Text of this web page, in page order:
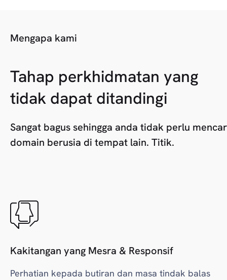
Mengapa kami
Tahap perkhidmatan yang
tidak dapat ditandingi
Sangat bagus sehingga anda tidak perlu
domain berusia di tempat lain. Titik.
Kakitangan yang Mesra & Responsif
Perhatian kepada butiran dan masa tindak balas